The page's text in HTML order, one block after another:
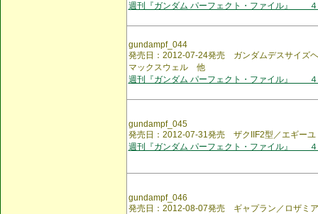
週刊『ガンダム パーフェクト・ファイル』
gundampf_044
発売日：2012-07-24発売 ガンダムデスサイズ
マックスウェル 他
週刊『ガンダム パーフェクト・ファイル』
gundampf_045
発売日：2012-07-31発売 ザクIIF2型／エギー
週刊『ガンダム パーフェクト・ファイル』
gundampf_046
発売日：2012-08-07発売 ギャプラン／ロザミ